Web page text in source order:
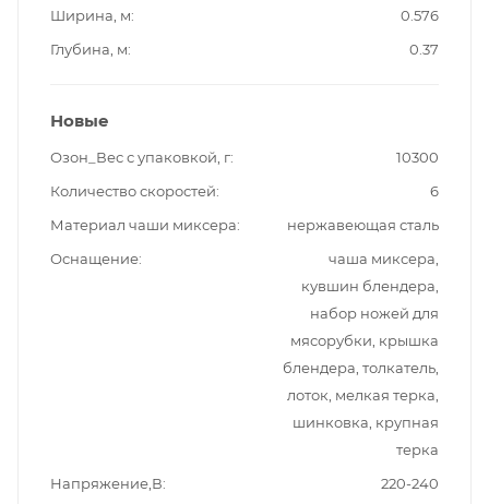
Ширина, м
0.576
Глубина, м
0.37
Новые
Озон_Вес с упаковкой, г
10300
Количество скоростей
6
Материал чаши миксера
нержавеющая сталь
Оснащение
чаша миксера,
кувшин блендера,
набор ножей для
мясорубки, крышка
блендера, толкатель,
лоток, мелкая терка,
шинковка, крупная
терка
Напряжение,В
220-240